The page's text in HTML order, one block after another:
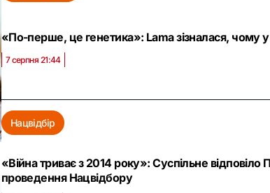
«По-перше, це генетика»: Lama зізналася, чому
7 серпня 21:44
Нацвідбір
«Війна триває з 2014 року»: Суспільне
проведення Нацвідбору